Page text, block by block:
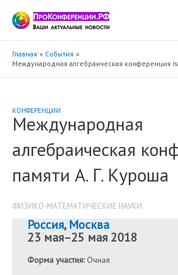
содержимому
Главная
События
Международная алгебраическая конференция
КОНФЕРЕНЦИИ
Международная
алгебраическая
памяти А. Г. Куроша
ФИЗИКО-МАТЕМАТИЧЕСКИЕ НАУКИ
Россия,Москва
23 мая–25 мая 2018
Форма участия:Очная